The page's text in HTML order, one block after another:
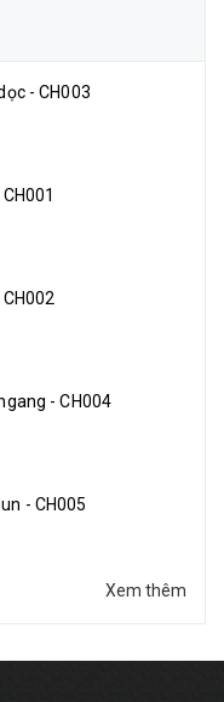
- CH003
- CH004
- CH005
Xem thêm